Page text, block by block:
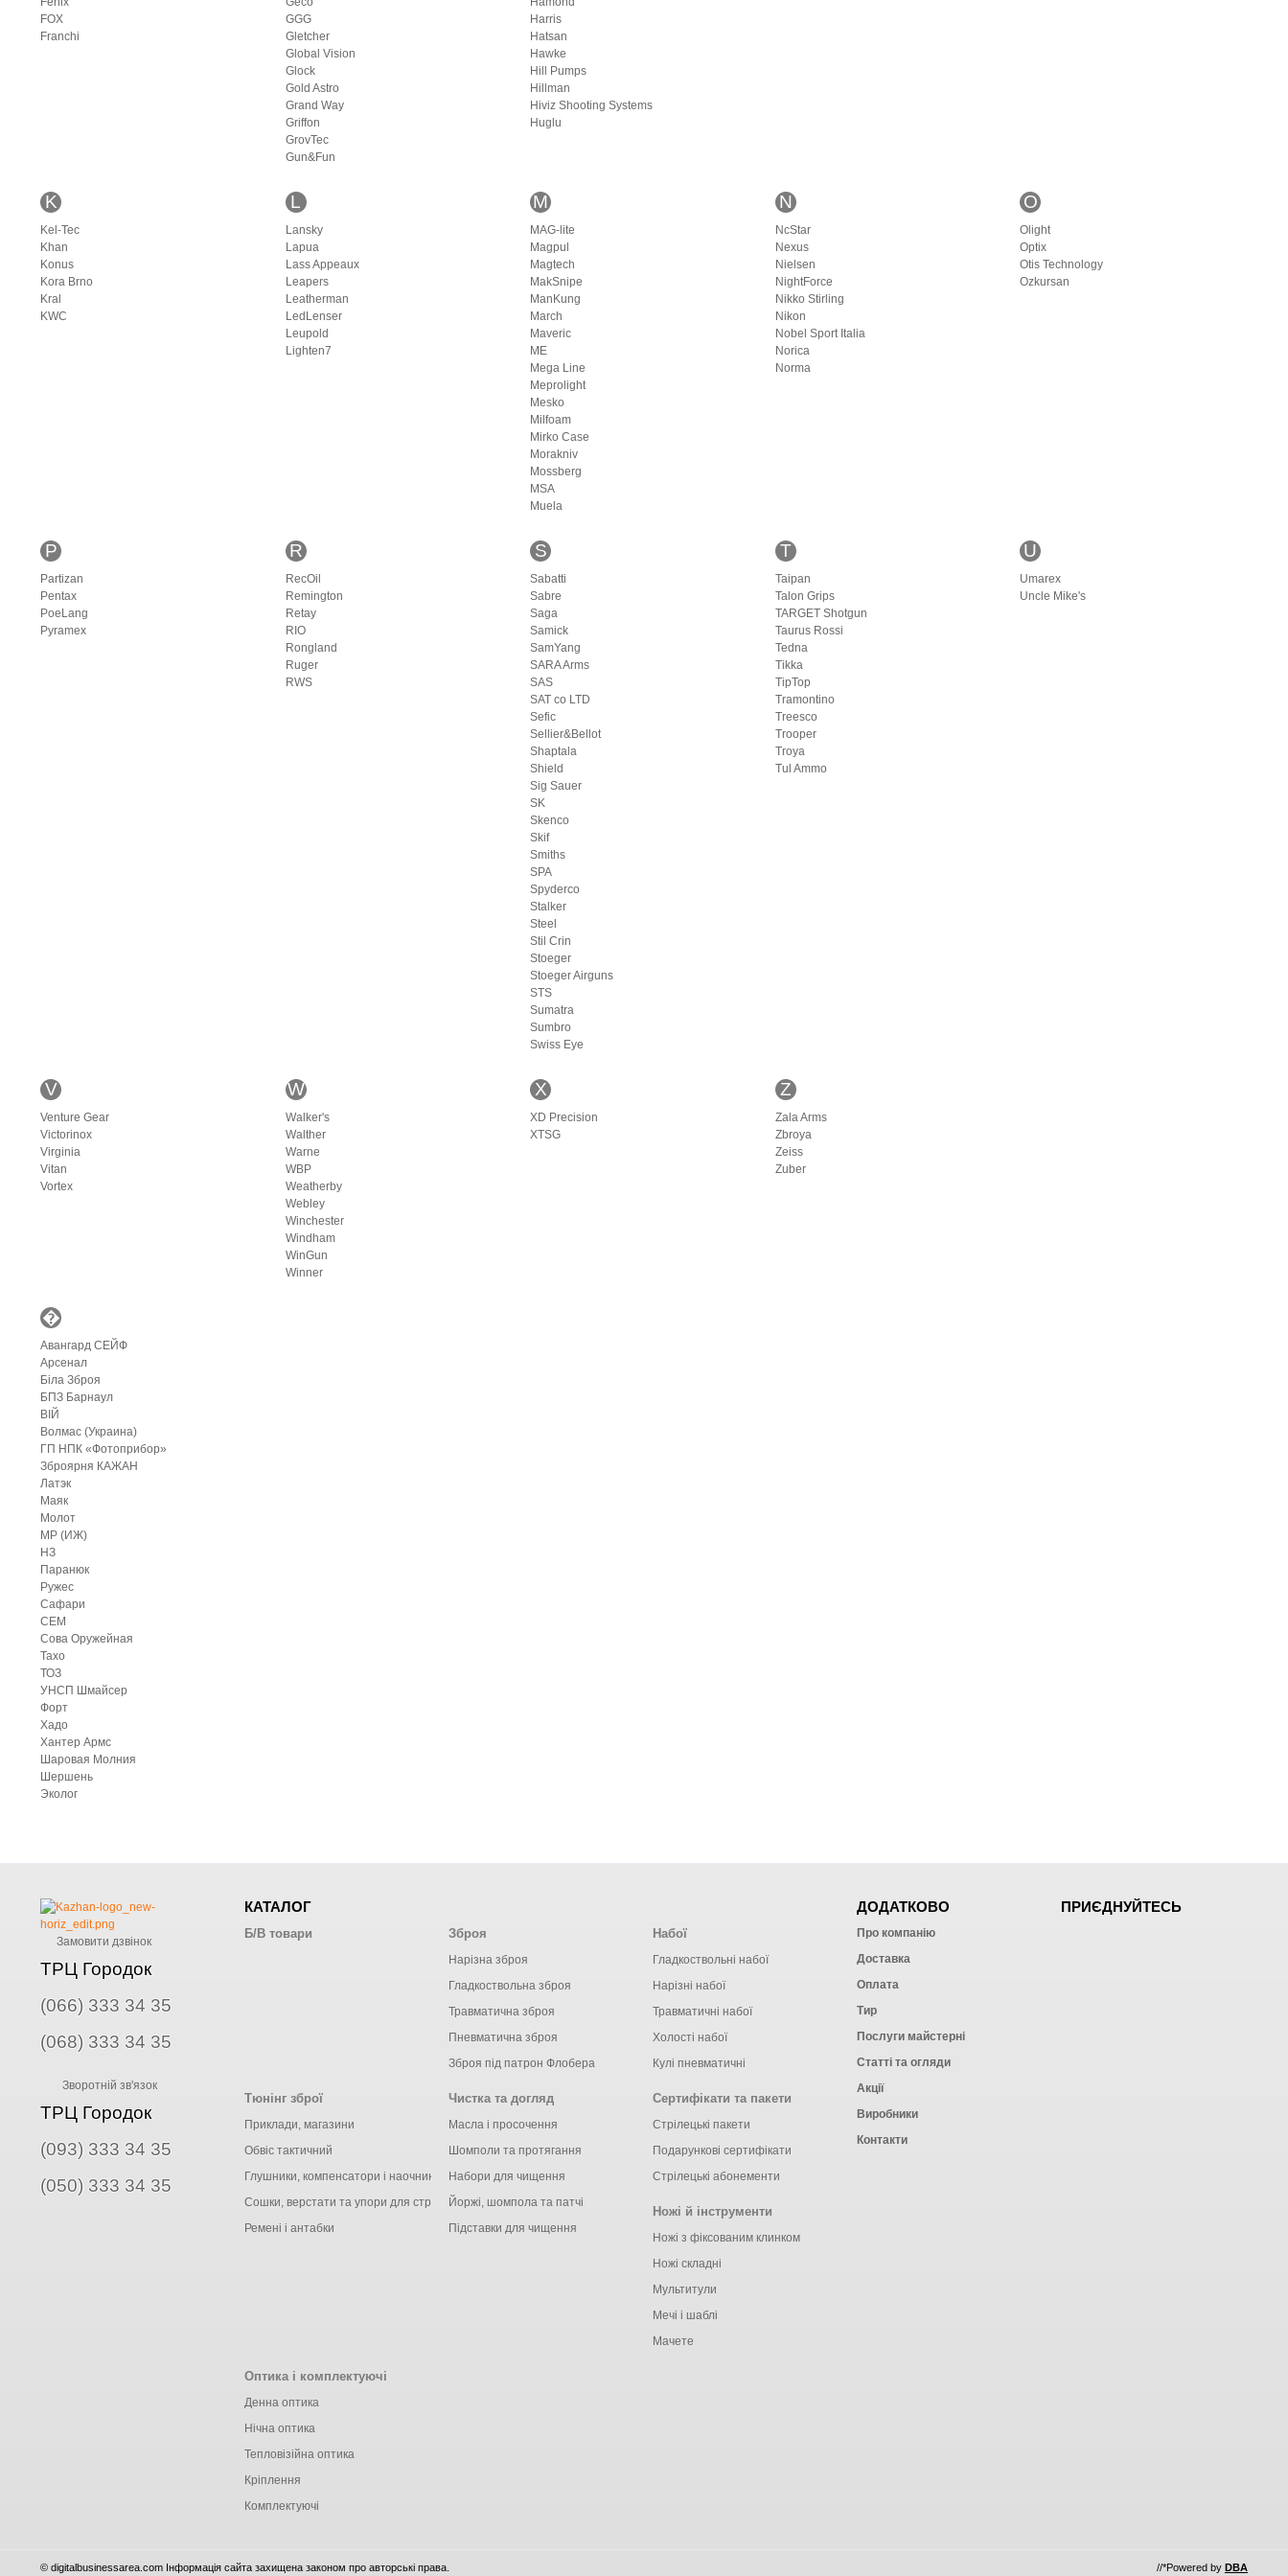
FOX
Franchi
GGG
Gletcher
Global Vision
Glock
Gold Astro
Grand Way
Griffon
GrovTec
Gun&Fun
Harris
Hatsan
Hawke
Hill Pumps
Hillman
Hiviz Shooting Systems
Huglu
K
Kel-Tec
Khan
Konus
Kora Brno
Kral
KWC
L
Lansky
Lapua
Lass Appeaux
Leapers
Leatherman
LedLenser
Leupold
Lighten7
M
MAG-lite
Magpul
Magtech
MakSnipe
ManKung
March
Maveric
ME
Mega Line
Meprolight
Mesko
Milfoam
Mirko Case
Morakniv
Mossberg
MSA
Muela
N
NcStar
Nexus
Nielsen
NightForce
Nikko Stirling
Nikon
Nobel Sport Italia
Norica
Norma
O
Olight
Optix
Otis Technology
Ozkursan
P
Partizan
Pentax
PoeLang
Pyramex
R
RecOil
Remington
Retay
RIO
Rongland
Ruger
RWS
S
Sabatti
Sabre
Saga
Samick
SamYang
SARA Arms
SAS
SAT co LTD
Sefic
Sellier&Bellot
Shaptala
Shield
Sig Sauer
SK
Skenco
Skif
Smiths
SPA
Spyderco
Stalker
Steel
Stil Crin
Stoeger
Stoeger Airguns
STS
Sumatra
Sumbro
Swiss Eye
T
Taipan
Talon Grips
TARGET Shotgun
Taurus Rossi
Tedna
Tikka
TipTop
Tramontino
Treesco
Trooper
Troya
Tul Ammo
U
Umarex
Uncle Mike's
V
Venture Gear
Victorinox
Virginia
Vitan
Vortex
W
Walker's
Walther
Warne
WBP
Weatherby
Webley
Winchester
Windham
WinGun
Winner
X
XD Precision
XTSG
Z
Zala Arms
Zbroya
Zeiss
Zuber
�
Авангард СЕЙФ
Арсенал
Біла Зброя
БПЗ Барнаул
ВІЙ
Волмас (Украина)
ГП НПК «Фотоприбор»
Зброярня КАЖАН
Латэк
Маяк
Молот
МР (ИЖ)
НЗ
Паранюк
Ружес
Сафари
СЕМ
Сова Оружейная
Тахо
ТОЗ
УНСП Шмайсер
Форт
Хадо
Хантер Армс
Шаровая Молния
Шершень
Эколог
Замовити дзвінок
ТРЦ Городок
(066) 333 34 35
(068) 333 34 35
Зворотній зв'язок
ТРЦ Городок
(093) 333 34 35
(050) 333 34 35
КАТАЛОГ
Б/В товари Зброя
Нарізна зброя
Гладкоствольна зброя
Травматична зброя
Пневматична зброя
Зброя під патрон Флобера
Набої
Гладкоствольні набої
Нарізні набої
Травматичні набої
Холості набої
Кулі пневматичні
Тюнінг зброї
Приклади, магазини
Обвіс тактичний
Глушники, компенсатори і наочники
Сошки, верстати та упори для стрільби
Ремені і антабки
Чистка та догляд
Масла і просочення
Шомполи та протягання
Набори для чищення
Йоржі, шомпола та патчі
Підставки для чищення
Сертифікати та пакети
Стрілецькі пакети
Подарункові сертифікати
Стрілецькі абонементи
Ножі й інструменти
Ножі з фіксованим клинком
Ножі складні
Мультитули
Мечі і шаблі
Мачете
Оптика і комплектуючі
Денна оптика
Нічна оптика
Тепловізійна оптика
Кріплення
Комплектуючі
ДОДАТКОВО
Про компанію
Доставка
Оплата
Тир
Послуги майстерні
Статті та огляди
Акції
Виробники
Контакти
ПРИЄДНУЙТЕСЬ
© digitalbusinessarea.com Інформація сайта захищена законом про авторські права. //*Powered by DBA